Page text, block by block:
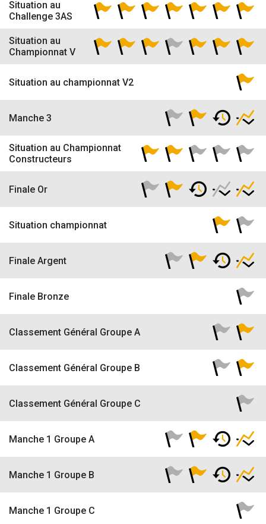
Situation au
Challenge 3AS
Situation au
Championnat V
Situation au championnat V2
Manche 3
Situation au Championnat
Constructeurs
Finale Or
Situation championnat
Finale Argent
Finale Bronze
Classement Général Groupe A
Classement Général Groupe B
Classement Général Groupe C
Manche 1 Groupe A
Manche 1 Groupe B
Manche 1 Groupe C